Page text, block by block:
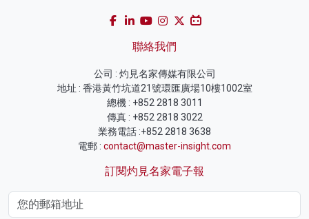
聯絡我們
公司 : 灼見名家傳媒有限公司
地址 : 香港黃竹坑道21號環匯廣場10樓1002室
總機 : +852 2818 3011
傳真 : +852 2818 3022
業務電話 :+852 2818 3638
電郵 : contact@master-insight.com
訂閱灼見名家電子報